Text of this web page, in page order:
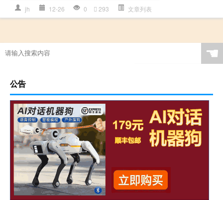
jh 12-26 0 293 文章列表
☚
公告